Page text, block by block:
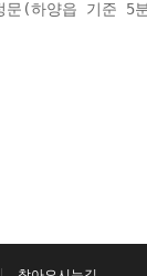
문(하양읍 기준 5